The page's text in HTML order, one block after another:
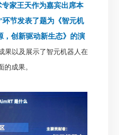
家王天作为嘉宾出席本
节发表了题为《智元机
，创新驱动新生态》的演
果以及展示了智元机器人在
成果。